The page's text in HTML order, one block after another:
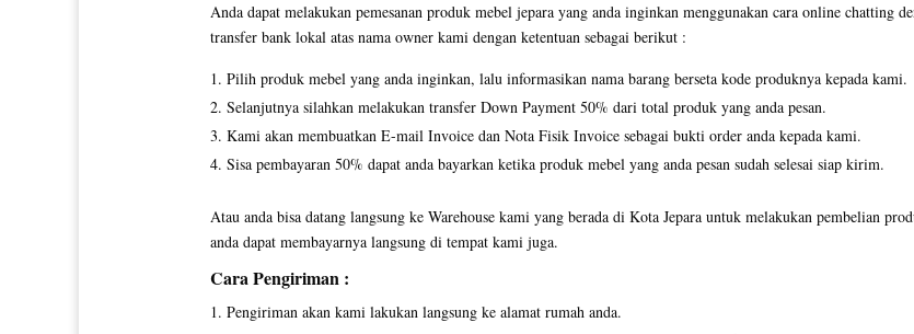
Anda dapat melakukan pemesanan produk mebel jepara yang anda inginkan menggunakan cara online chatting
transfer bank lokal atas nama owner kami dengan ketentuan sebagai berikut :
Pilih produk mebel yang anda inginkan, lalu informasikan nama barang berseta kode produknya kepada kami.
Selanjutnya silahkan melakukan transfer Down Payment 50% dari total produk yang anda pesan.
Kami akan membuatkan E-mail Invoice dan Nota Fisik Invoice sebagai bukti order anda kepada kami.
Sisa pembayaran 50% dapat anda bayarkan ketika produk mebel yang anda pesan sudah selesai siap kirim.
Atau anda bisa datang langsung ke Warehouse kami yang berada di Kota Jepara untuk melakukan pembelian
anda dapat membayarnya langsung di tempat kami juga.
Cara Pengiriman :
Pengiriman akan kami lakukan langsung ke alamat rumah anda.